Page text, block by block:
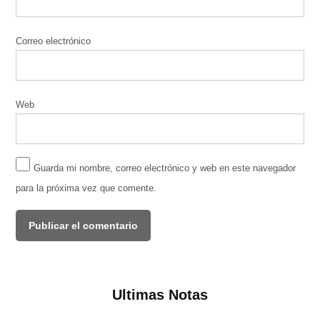
Correo electrónico
Web
Guarda mi nombre, correo electrónico y web en este navegador
para la próxima vez que comente.
Ultimas Notas